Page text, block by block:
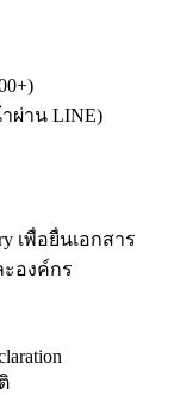
ผ่าน LINE)
เพื่อยื่นเอกสาร
องค์กร